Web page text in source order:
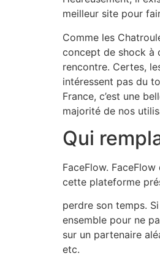
meilleur site pour
Comme les
concept de shock à
rencontre. Certes,
intéressent pas du
France, c’est une
majorité de nos
Qui
FaceFlow.
cette plateforme
perdre son temps.
ensemble pour ne
sur un partenaire
etc.